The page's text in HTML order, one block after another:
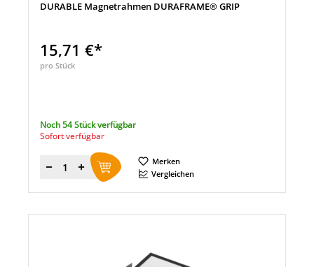
DURABLE Magnetrahmen DURAFRAME® GRIP
15,71 €*
pro Stück
Noch 54 Stück verfügbar
Sofort verfügbar
Menge
Merken
Vergleichen